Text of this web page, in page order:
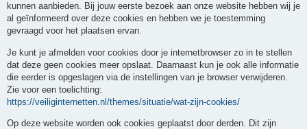
kunnen aanbieden. Bij jouw eerste bezoek aan onze website hebben wij je
al geïnformeerd over deze cookies en hebben we je toestemming
gevraagd voor het plaatsen ervan.
Je kunt je afmelden voor cookies door je internetbrowser zo in te stellen
dat deze geen cookies meer opslaat. Daarnaast kun je ook alle informatie
die eerder is opgeslagen via de instellingen van je browser verwijderen.
Zie voor een toelichting:
https://veiliginternetten.nl/themes/situatie/wat-zijn-cookies/
Op deze website worden ook cookies geplaatst door derden. Dit zijn